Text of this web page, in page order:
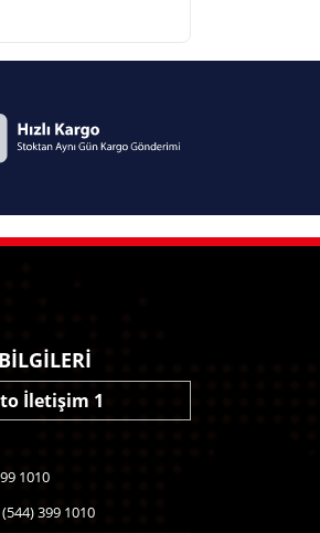
İletişim 1
1010
399 1010